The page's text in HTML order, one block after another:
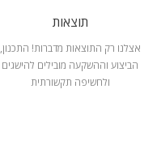
תוצאות
אצלנו רק התוצאות מדברות! התכנון,
הביצוע וההשקעה מובילים להישגים
ולחשיפה תקשורתית